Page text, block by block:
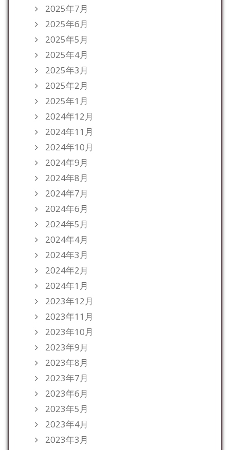
2025年7月
2025年6月
2025年5月
2025年4月
2025年3月
2025年2月
2025年1月
2024年12月
2024年11月
2024年10月
2024年9月
2024年8月
2024年7月
2024年6月
2024年5月
2024年4月
2024年3月
2024年2月
2024年1月
2023年12月
2023年11月
2023年10月
2023年9月
2023年8月
2023年7月
2023年6月
2023年5月
2023年4月
2023年3月